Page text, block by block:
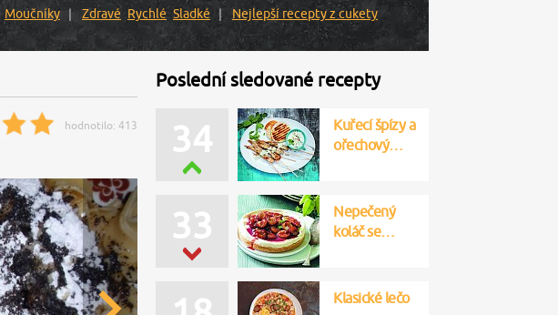
Moučníky Zdravé Rychlé Sladké
Nejlepší recepty z cukety
hodnotilo: 413
Poslední sledované recepty
33
Nepečený
koláč se…
34
Kuřecí špízy a
ořechový…
Klasické lečo